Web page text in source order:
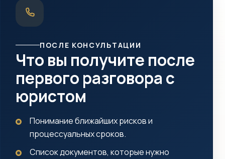
ПОСЛЕ КОНСУЛЬТАЦИИ
Что вы получите после
первого разговора с
юристом
Понимание ближайших рисков и
процессуальных сроков.
Список документов, которые нужно